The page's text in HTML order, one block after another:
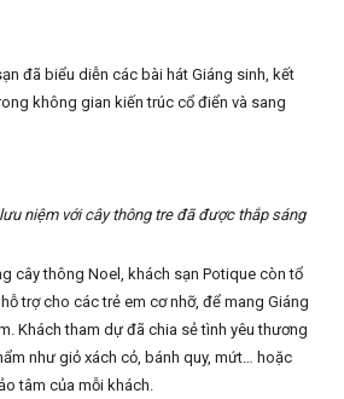
đã biểu diễn các bài hát Giáng sinh, kết
không gian kiến trúc cổ điển và sang
niệm với cây thông tre đã được thắp sáng
cây thông Noel, khách sạn Potique còn tổ
trợ cho các trẻ em cơ nhỡ, để mang Giáng
Khách tham dự đã chia sẻ tình yêu thương
như giỏ xách cỏ, bánh quy, mứt… hoặc
tâm của mỗi khách.